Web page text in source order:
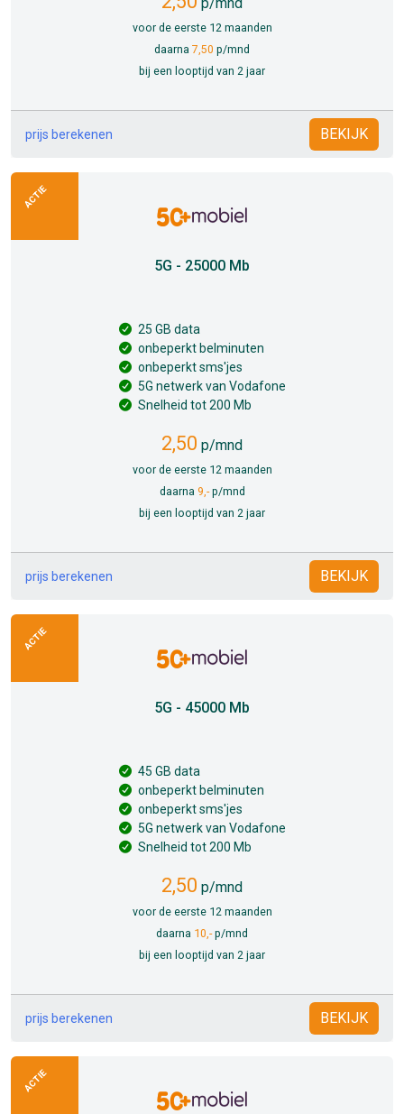
voor de eerste 12 maanden
daarna 7,50 p/mnd
bij een looptijd van 2 jaar
prijs berekenen BEKIJK
5G - 25000 Mb
25 GB data
onbeperkt belminuten
onbeperkt sms'jes
5G netwerk van Vodafone
Snelheid tot 200 Mb
2,50 p/mnd
voor de eerste 12 maanden
daarna 9,-p/mnd
bij een looptijd van 2 jaar
prijs berekenen BEKIJK
ACTIE
5G - 45000 Mb
45 GB data
onbeperkt belminuten
onbeperkt sms'jes
5G netwerk van Vodafone
Snelheid tot 200 Mb
2,50 p/mnd
voor de eerste 12 maanden
daarna 10,-p/mnd
bij een looptijd van 2 jaar
prijs berekenen BEKIJK
ACTIE
ACTIE